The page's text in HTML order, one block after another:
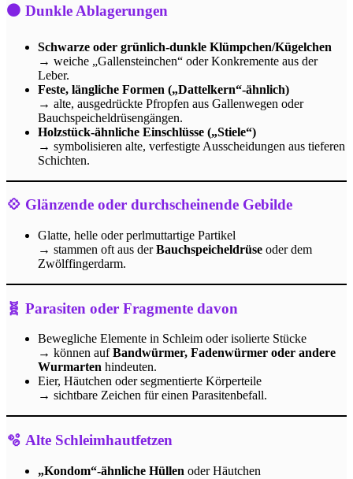
⚫ Dunkle Ablagerungen
Schwarze oder grünlich-dunkle Klümpchen/Kügelchen
→ weiche „Gallensteinchen“ oder Konkremente aus der
Leber.
Feste, längliche Formen („Dattelkern“-ähnlich)
→ alte, ausgedrückte Pfropfen aus Gallenwegen oder
Bauchspeicheldrüsengängen.
Holzstück-ähnliche Einschlüsse („Stiele“)
→ symbolisieren alte, verfestigte Ausscheidungen aus tieferen
Schichten.
💠 Glänzende oder durchscheinende Gebilde
Glatte, helle oder perlmuttartige Partikel
→ stammen oft aus derBauchspeicheldrüse oder dem
Zwölffingerdarm.
🧬 Parasiten oder Fragmente davon
Bewegliche Elemente in Schleim oder isolierte Stücke
→ können aufBandwürmer, Fadenwürmer oder andere
Wurmarten hindeuten.
Eier, Häutchen oder segmentierte Körperteile
→ sichtbare Zeichen für einen Parasitenbefall.
🫧 Alte Schleimhautfetzen
„Kondom“-ähnliche Hüllen oder Häutchen